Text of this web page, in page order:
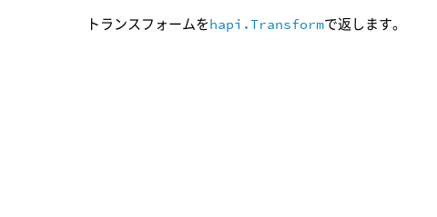
トランスフォームをhapi.Transformで返します。